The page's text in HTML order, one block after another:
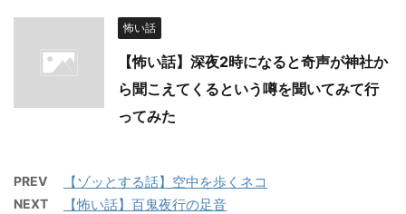
怖い話
【怖い話】深夜2時になると奇声が神社か
ら聞こえてくるという噂を聞いてみて行
ってみた
PREV 【ゾッとする話】空中を歩くネコ
NEXT 【怖い話】百鬼夜行の足音